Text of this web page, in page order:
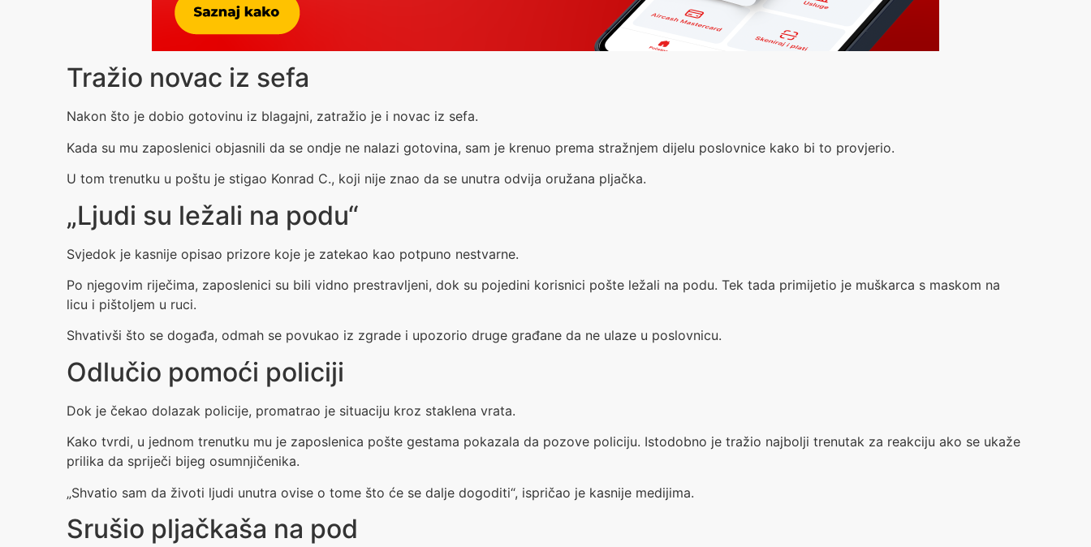
Tražio novac iz sefa
Nakon što je dobio gotovinu iz blagajni, zatražio je i novac iz sefa.
Kada su mu zaposlenici objasnili da se ondje ne nalazi gotovina, sam je krenuo prema stražnjem dijelu poslovnice kako bi to provjerio.
U tom trenutku u poštu je stigao Konrad C., koji nije znao da se unutra odvija oružana pljačka.
„Ljudi su ležali na podu“
Svjedok je kasnije opisao prizore koje je zatekao kao potpuno nestvarne.
Po njegovim riječima, zaposlenici su bili vidno prestravljeni, dok su pojedini korisnici pošte ležali na podu. Tek tada primijetio je muškarca s maskom na
licu i pištoljem u ruci.
Shvativši što se događa, odmah se povukao iz zgrade i upozorio druge građane da ne ulaze u poslovnicu.
Odlučio pomoći policiji
Dok je čekao dolazak policije, promatrao je situaciju kroz staklena vrata.
Kako tvrdi, u jednom trenutku mu je zaposlenica pošte gestama pokazala da pozove policiju. Istodobno je tražio najbolji trenutak za reakciju ako se ukaže
prilika da spriječi bijeg osumnjičenika.
„Shvatio sam da životi ljudi unutra ovise o tome što će se dalje dogoditi“, ispričao je kasnije medijima.
Srušio pljačkaša na pod